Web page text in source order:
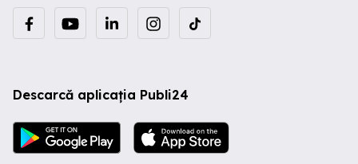
Descarcă aplicația Publi24